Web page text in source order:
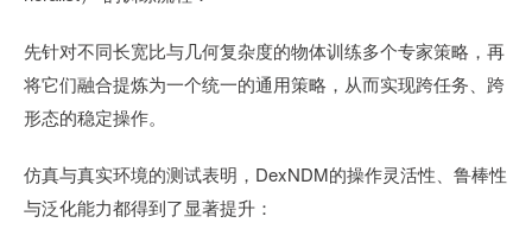
先针对不同长宽比与几何复杂度的物体训练多个专家策略，再
将它们融合提炼为一个统一的通用策略，从而实现跨任务、跨
形态的稳定操作。
仿真与真实环境的测试表明，DexNDM的操作灵活性、鲁棒性
与泛化能力都得到了显著提升：